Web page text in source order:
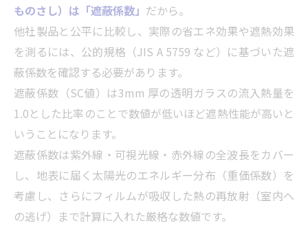
ものさし）は「遮蔽係数」 だから。
他社製品と公平に比較し、実際の省エネ効果や遮熱効果
を測るには、公的規格（JIS A 5759 など）に基づいた遮
蔽係数を確認する必要があります。
遮蔽係数（SC値）は3mm 厚の透明ガラスの流入熱量を
1.0とした比率のことで数値が低いほど遮熱性能が高いと
いうことになります。
遮蔽係数は紫外線・可視光線・赤外線の全波長をカバー
し、地表に届く太陽光のエネルギー分布（重価係数）を
考慮し、さらにフィルムが吸収した熱の再放射（室内へ
の逃げ）まで計算に入れた厳格な数値です。